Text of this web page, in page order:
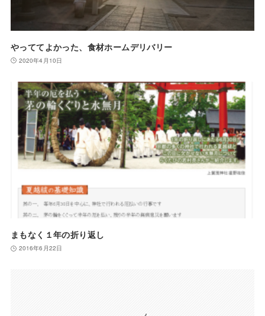
やっててよかった、食材ホームデリバリー
2020年4月10日
まもなく１年の折り返し
2016年6月22日